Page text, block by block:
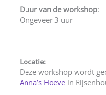
Duur van de workshop:
Ongeveer 3 uur
Locatie:
Deze workshop wordt
Anna’s Hoeve in